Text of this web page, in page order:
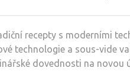
recepty s moderními
technologie a sous-vide
dovednosti na novou